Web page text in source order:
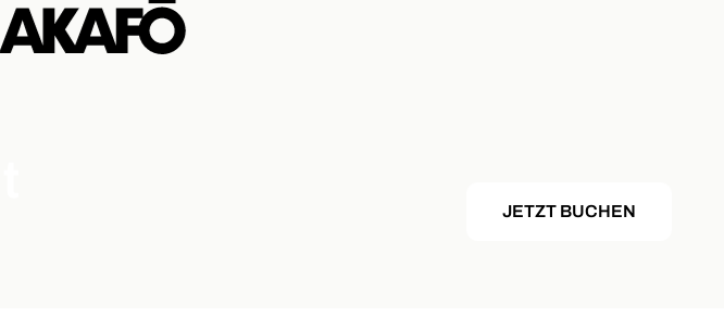
JETZT BUCHEN